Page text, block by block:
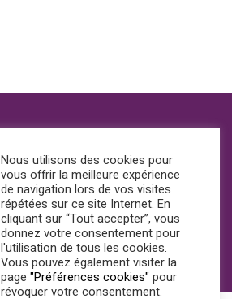
Nous utilisons des cookies pour
vous offrir la meilleure expérience
de navigation lors de vos visites
répétées sur ce site Internet. En
cliquant sur “Tout accepter”, vous
donnez votre consentement pour
l'utilisation de tous les cookies.
Vous pouvez également visiter la
page "Préférences cookies" pour
révoquer votre consentement.